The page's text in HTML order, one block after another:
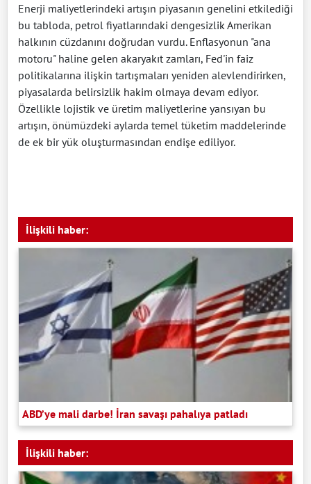
Enerji maliyetlerindeki artışın piyasanın genelini etkilediği
bu tabloda, petrol fiyatlarındaki dengesizlik Amerikan
halkının cüzdanını doğrudan vurdu. Enflasyonun "ana
motoru" haline gelen akaryakıt zamları, Fed'in faiz
politikalarına ilişkin tartışmaları yeniden alevlendirirken,
piyasalarda belirsizlik hakim olmaya devam ediyor.
Özellikle lojistik ve üretim maliyetlerine yansıyan bu
artışın, önümüzdeki aylarda temel tüketim maddelerinde
de ek bir yük oluşturmasından endişe ediliyor.
İlişkili haber:
ABD’ye mali darbe! İran savaşı pahalıya patladı
İlişkili haber: